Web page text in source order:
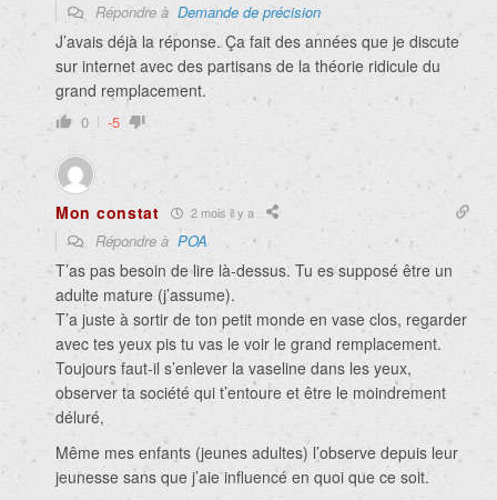
Répondre à Demande de précision
J’avais déjà la réponse. Ça fait des années que je discute
sur internet avec des partisans de la théorie ridicule du
grand remplacement.
0 -5
Mon constat 2 mois il y a
Répondre à POA
T’as pas besoin de lire là-dessus. Tu es supposé être un
adulte mature (j’assume).
T’a juste à sortir de ton petit monde en vase clos, regarder
avec tes yeux pis tu vas le voir le grand remplacement.
Toujours faut-il s’enlever la vaseline dans les yeux,
observer ta société qui t’entoure et être le moindrement
déluré,
Même mes enfants (jeunes adultes) l’observe depuis leur
jeunesse sans que j’aie influencé en quoi que ce soit.